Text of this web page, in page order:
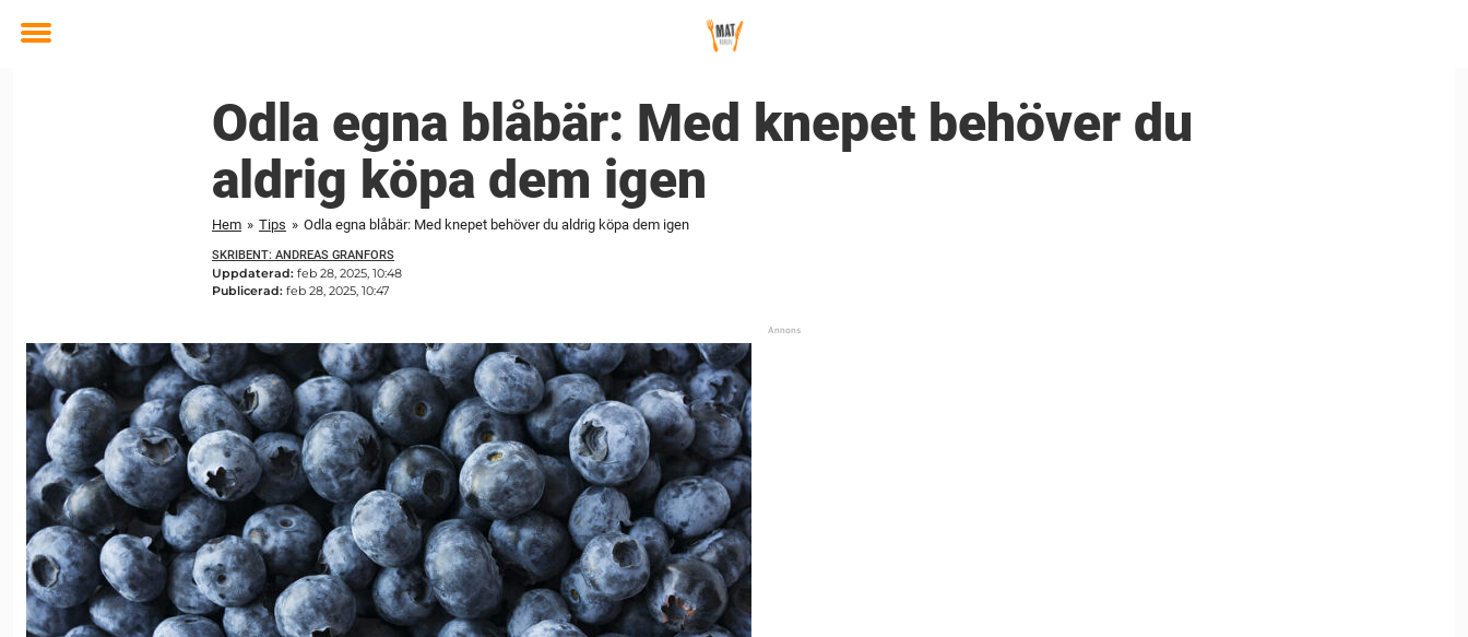
Toggle
Odla egna blåbär: Med knepet behöver du
aldrig köpa dem igen
Hem » Tips » Odla egna blåbär: Med knepet behöver du aldrig köpa dem igen
SKRIBENT: ANDREAS GRANFORS
Uppdaterad: feb 28, 2025, 10:48
Publicerad: feb 28, 2025, 10:47